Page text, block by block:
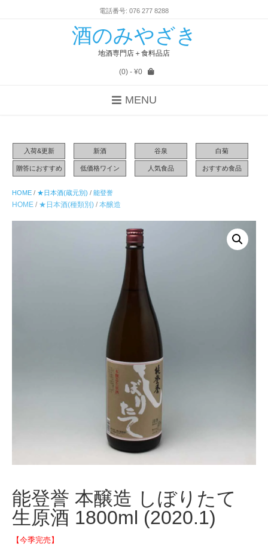
電話番号: 076 277 8288
酒のみやざき
地酒専門店＋食料品店
(0)- ¥0
MENU
入荷&更新 新酒 谷泉 白菊
贈答におすすめ 低価格ワイン 人気食品 おすすめ食品
HOME / ★日本酒(蔵元別) / 能登誉
HOME / ★日本酒(種類別) / 本醸造
能登誉 本醸造 しぼりたて
生原酒 1800ml (2020.1)
【今季完売】